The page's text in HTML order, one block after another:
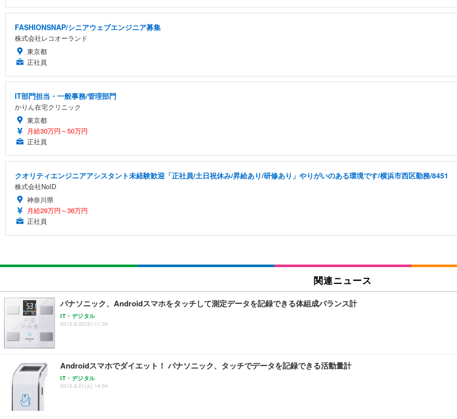
FASHIONSNAP/シニアウェブエンジニア募集
株式会社レコオーランド
東京都
正社員
IT部門担当・一般事務/管理部門
かりん在宅クリニック
東京都
月給30万円～50万円
正社員
クオリティエンジニアアシスタント未経験歓迎「正社員/土日祝休み/昇給あり/研修あり」やりがいのある環境です/横浜市西区勤務/8451
株式会社NoID
神奈川県
月給29万円～36万円
正社員
関連ニュース
パナソニック、Androidスマホをタッチして測定データを記録できる体組成バランス計
IT・デジタル
2012.8.22(水) 11:36
Androidスマホでダイエット！ パナソニック、タッチでデータを記録できる活動量計
IT・デジタル
2012.8.21(火) 14:54